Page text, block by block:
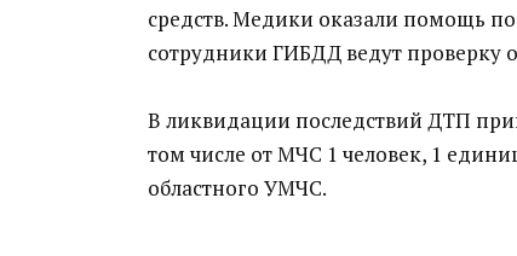
средств. Медики оказали помощь
сотрудники ГИБДД ведут проверку
В ликвидации последствий ДТП
том числе от МЧС 1 человек, 1
областного УМЧС.